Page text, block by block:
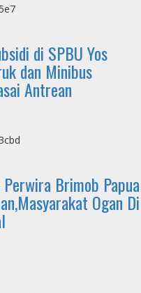
di SPBU Yos
dan Minibus
Antrean
Brimob Papua
Ogan Di